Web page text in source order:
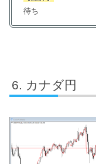
待ち
カナダ円